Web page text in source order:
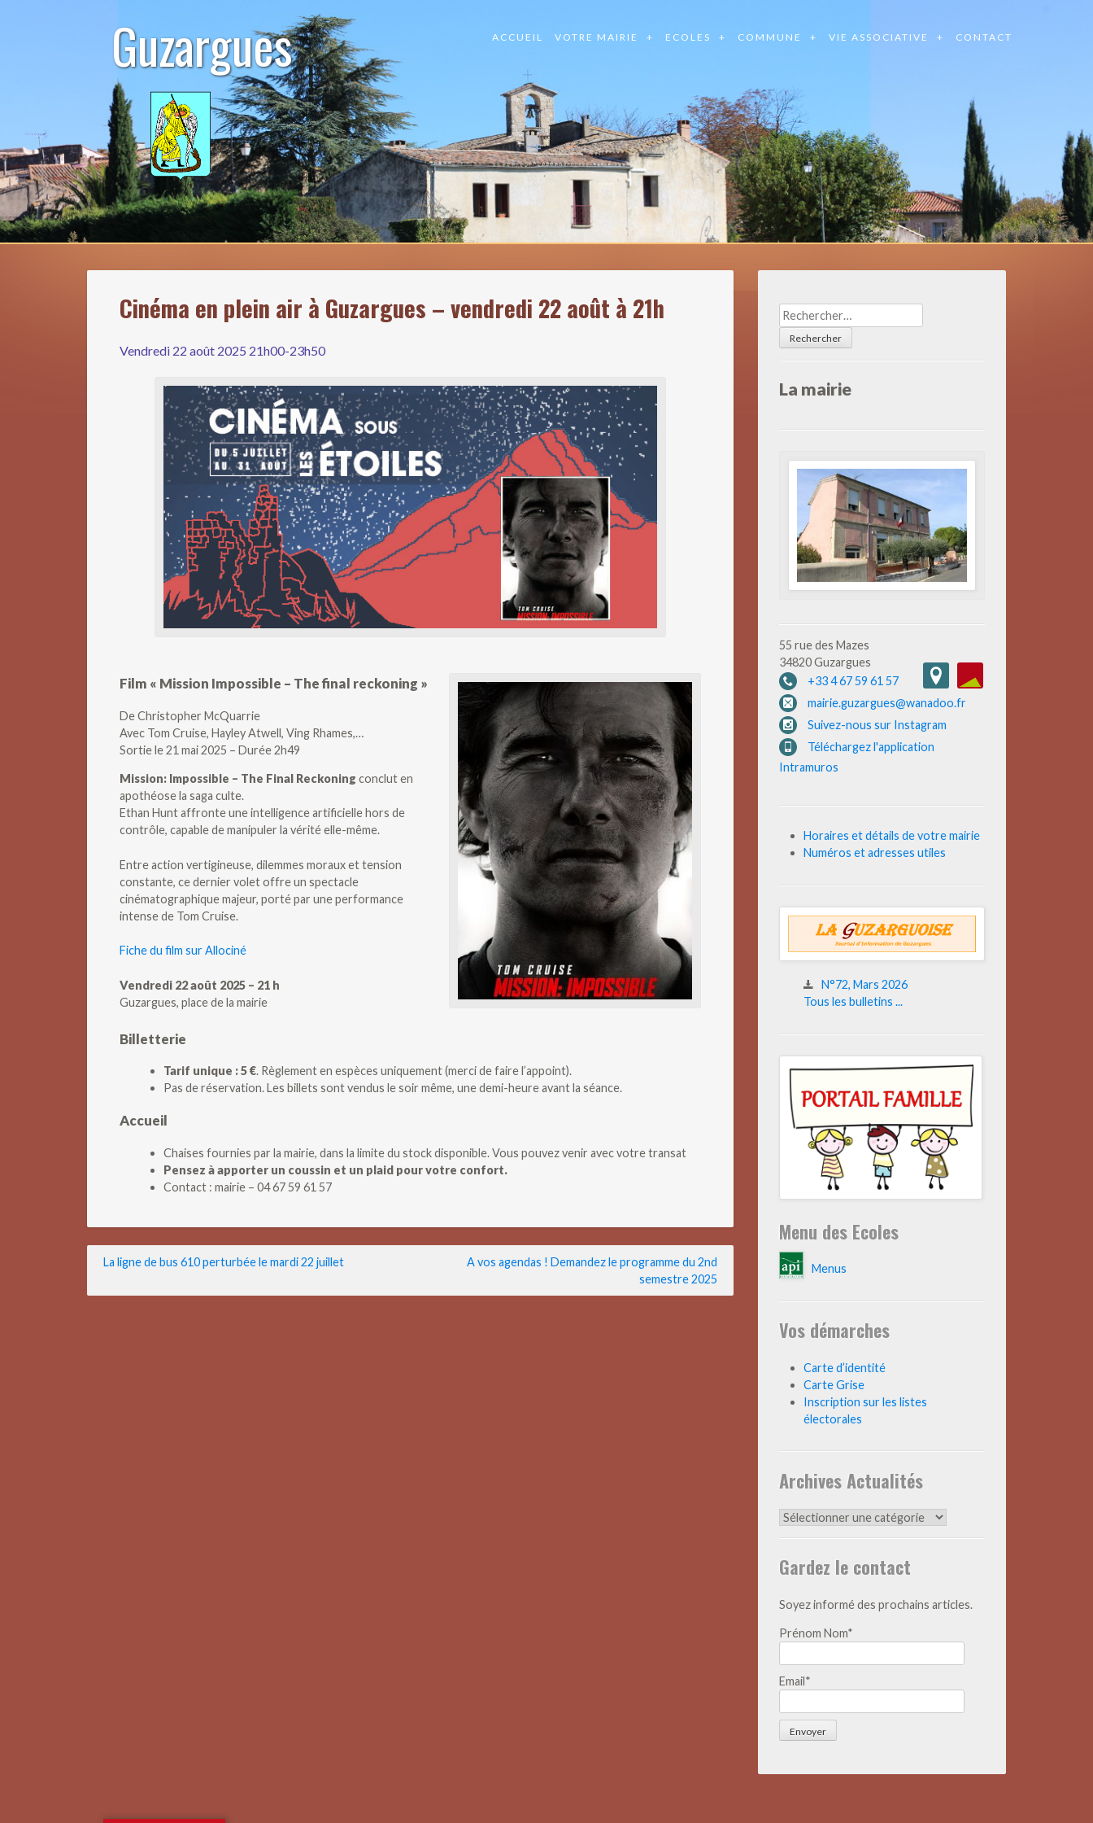
ACCUEIL VOTRE MAIRIE ECOLES COMMUNE VIE ASSOCIATIVE CONTACT
Guzargues
Cinéma en plein air à Guzargues – vendredi 22 août à 21h
Vendredi 22 août 2025 21h00-23h50
Film « Mission Impossible – The final reckoning »
DeChristopher McQuarrie
Avec Tom Cruise, Hayley Atwell, Ving Rhames,…
Sortie le 21 mai 2025 – Durée 2h49
Mission: Impossible – The Final Reckoning conclut en
apothéose la saga culte.
Ethan Hunt affronte une intelligence artificielle hors de
contrôle, capable de manipuler la vérité elle-même.
Entre action vertigineuse, dilemmes moraux et tension
constante, ce dernier volet offre un spectacle
cinématographique majeur, porté par une performance
intense de Tom Cruise.
Fiche du film sur Allociné
Vendredi 22 août 2025 – 21 h
Guzargues, place de la mairie
Billetterie
Tarif unique : 5 €. Règlement en espèces uniquement (merci de faire l’appoint).
Pas de réservation. Les billets sont vendus le soir même, une demi-heure avant la séance.
Accueil
Chaises fournies par la mairie, dans la limite du stock disponible. Vous pouvez venir avec votre transat
Pensez à apporter un coussin et un plaid pour votre confort.
Contact : mairie – 04 67 59 61 57
Navigation
La ligne de bus 610 perturbée le mardi 22 juillet
A vos agendas ! Demandez le programme du 2nd
semestre 2025
Rechercher :
La mairie
55 rue des Mazes
34820 Guzargues
+33 4 67 59 61 57
mairie.guzargues@wanadoo.fr
Suivez-nous sur Instagram
Téléchargez l'application
Intramuros
Horaires et détails de votre mairie
Numéros et adresses utiles
N°72, Mars 2026
Tous les bulletins ...
Menu des Ecoles
Menus
Vos démarches
Carte d’identité
Carte Grise
Inscription sur les listes
électorales
Archives Actualités
Archives
Gardez le contact
Soyez informé des prochains articles.
Prénom Nom*
Email*